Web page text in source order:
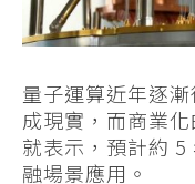
量子運算近年逐
成現實，而商業
就表示，預計約
融場景應用。